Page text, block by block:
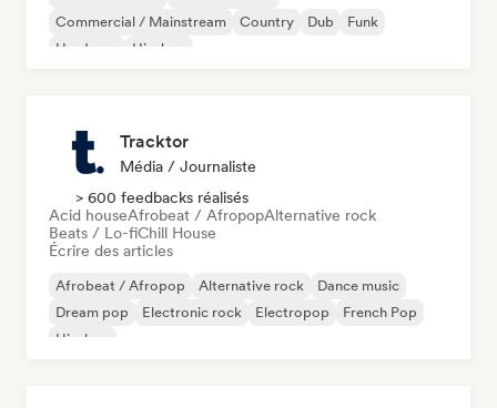
Commercial / Mainstream
Country Dub
Funk
Hardcore
Hip-hop
Tracktor
Média / Journaliste
> 600 feedbacks réalisés
Acid houseAfrobeat / AfropopAlternative rock
Beats / Lo-fiChill House
Écrire des articles
Afrobeat / Afropop Alternative rock
Dance music
Dream pop
Electronic rock Electropop
French Pop
Hip-hop